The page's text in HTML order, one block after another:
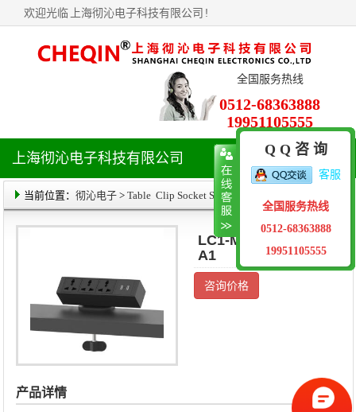
欢迎光临 上海彻沁电子科技有限公司 !
全国服务热线
0512-68363888
19951105555
航
单
上海彻沁电子科技有限公司
当前位置： 彻沁电子> Table Clip Socket Series
LC1-ME03-P0206-
A1
咨询价格
产品详情
Q Q 咨 询
客服
全国服务热线
0512-68363888
19951105555